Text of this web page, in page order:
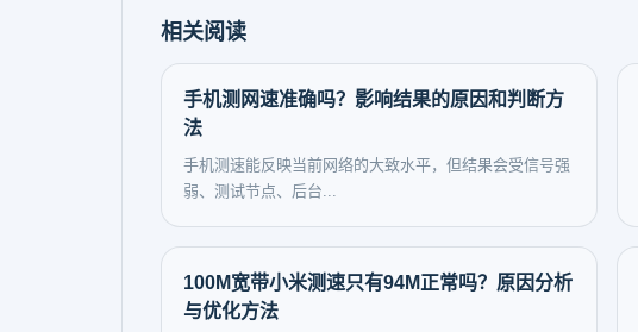
相关阅读
手机测网速准确吗？影响结果的原因和判断方
法
手机测速能反映当前网络的大致水平，但结果会受信号强
弱、测试节点、后台...
100M宽带小米测速只有94M正常吗？原因分析
与优化方法